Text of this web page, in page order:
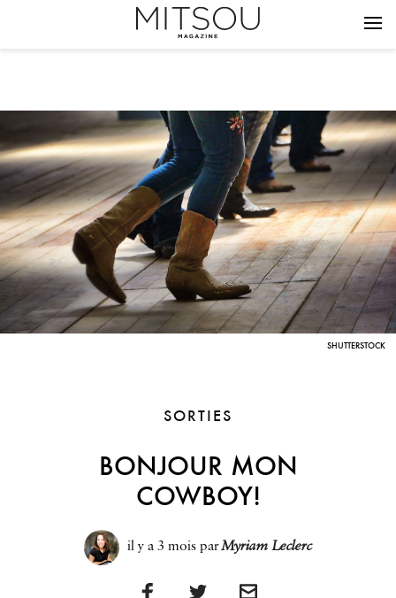
SHUTTERSTOCK
SORTIES
BONJOUR MON
COWBOY!
il y a 3 moisparMyriam Leclerc